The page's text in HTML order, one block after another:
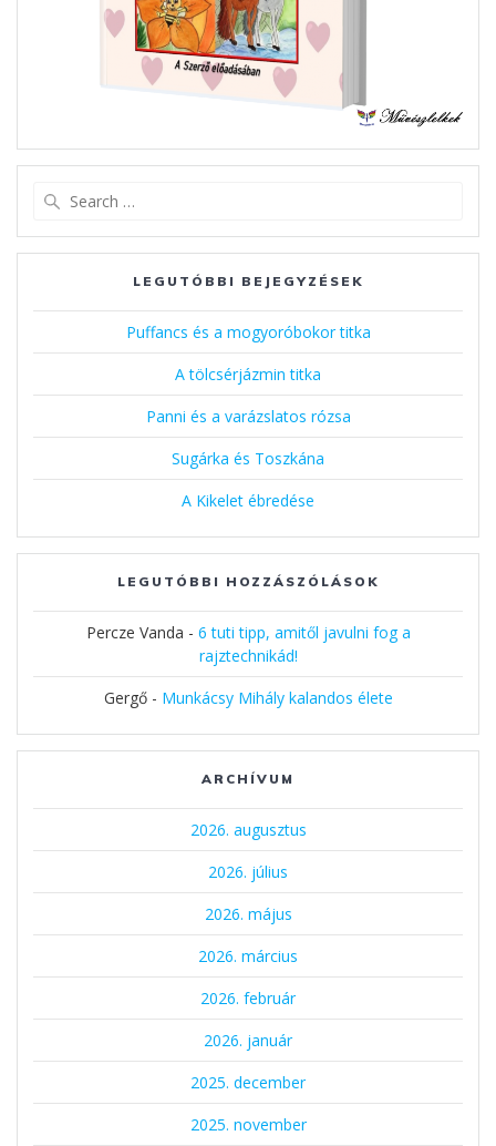
LEGUTÓBBI BEJEGYZÉSEK
Puffancs és a mogyoróbokor titka
A tölcsérjázmin titka
Panni és a varázslatos rózsa
Sugárka és Toszkána
A Kikelet ébredése
LEGUTÓBBI HOZZÁSZÓLÁSOK
Percze Vanda - 6 tuti tipp, amitől javulni fog a
rajztechnikád!
Gergő- Munkácsy Mihály kalandos élete
ARCHÍVUM
2026. augusztus
2026. július
2026. május
2026. március
2026. február
2026. január
2025. december
2025. november